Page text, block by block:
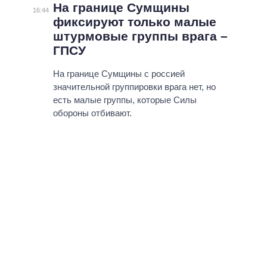
16:44
На границе Сумщины
фиксируют только малые
штурмовые группы врага –
ГПСУ
На границе Сумщины с россией
значительной группировки врага нет, но
есть малые группы, которые Силы
обороны отбивают.